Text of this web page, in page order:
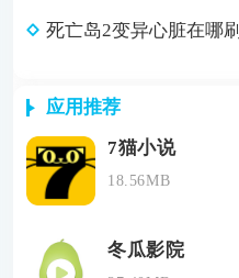
死亡岛2变异心脏在哪刷
应用推荐
7猫小说
18.56MB
冬瓜影院